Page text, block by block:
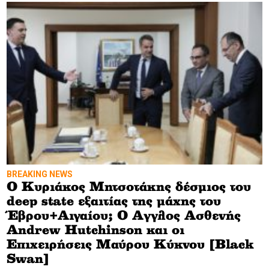
BREAKING NEWS
Ο Κυριάκος Μητσοτάκης δέσμιος του
deep state εξαιτίας της μάχης του
Έβρου+Αιγαίου; Ο Αγγλος Ασθενής
Andrew Hutchinson και οι
Επιχειρήσεις Μαύρου Κύκνου [Black
Swan]